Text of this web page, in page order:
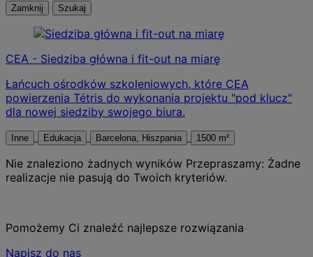
Zamknij Szukaj
CEA - Siedziba główna i fit-out na miarę
Łańcuch ośrodków szkoleniowych, które CEA
powierzenia Tétris do wykonania projektu "pod klucz"
dla nowej siedziby swojego biura.
Inne Edukacja Barcelona, Hiszpania 1500 m²
Nie znaleziono żadnych wyników Przepraszamy: Żadne
realizacje nie pasują do Twoich kryteriów.
Pomożemy Ci znaleźć najlepsze rozwiązania
Napisz do nas